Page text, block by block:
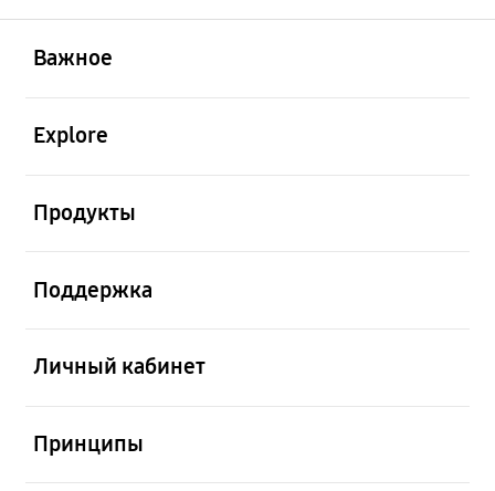
Важное
Explore
Продукты
Поддержка
Личный кабинет
Принципы